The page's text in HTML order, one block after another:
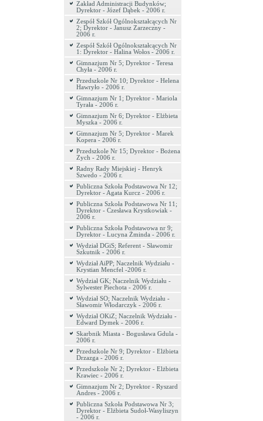
Zakład Administracji Budynków;
Dyrektor - Józef Dąbek - 2006 r.
Zespół Szkół Ogólnokształcących Nr
2; Dyrektor - Janusz Zarzeczny -
2006 r.
Zespół Szkół Ogólnokształcących Nr
1: Dyrektor - Halina Wołos - 2006 r.
Gimnazjum Nr 5; Dyrektor - Teresa
Chyła - 2006 r.
Przedszkole Nr 10; Dyrektor - Helena
Hawryło - 2006 r.
Gimnazjum Nr 1; Dyrektor - Mariola
Tyrała - 2006 r.
Gimnazjum Nr 6; Dyrektor - Elżbieta
Myszka - 2006 r.
Gimnazjum Nr 5; Dyrektor - Marek
Kopera - 2006 r.
Przedszkole Nr 15; Dyrektor - Bożena
Zych - 2006 r.
Radny Rady Miejskiej - Henryk
Szwedo - 2006 r.
Publiczna Szkoła Podstawowa Nr 12;
Dyrektor - Agata Kurcz - 2006 r.
Publiczna Szkoła Podstawowa Nr 11;
Dyrektor - Czesława Krystkowiak -
2006 r.
Publiczna Szkoła Podstawowa nr 9;
Dyrektor - Lucyna Żminda - 2006 r.
Wydział DGiS; Referent - Sławomir
Szkutnik - 2006 r.
Wydział AiPP; Naczelnik Wydziału -
Krystian Mencfel -2006 r.
Wydział GK; Naczelnik Wydziału -
Sylwester Piechota - 2006 r.
Wydział SO; Naczelnik Wydziału -
Sławomir Włodarczyk - 2006 r.
Wydział OKiZ; Naczelnik Wydziału -
Edward Dymek - 2006 r.
Skarbnik Miasta - Bogusława Gdula -
2006 r.
Przedszkole Nr 9; Dyrektor - Elżbieta
Drzazga - 2006 r.
Przedszkole Nr 2; Dyrektor - Elżbieta
Krawiec - 2006 r.
Gimnazjum Nr 2; Dyrektor - Ryszard
Andres - 2006 r.
Publiczna Szkoła Podstawowa Nr 3;
Dyrektor - Elżbieta Sudoł-Wasyliszyn
- 2006 r.